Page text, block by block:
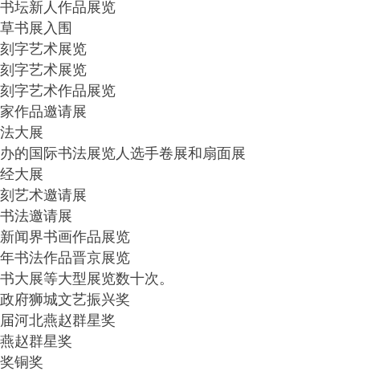
新人作品展览
书展入围
字艺术展览
字艺术展览
艺术作品展览
作品邀请展
大展
国际书法展览人选手卷展和扇面展
大展
艺术邀请展
法邀请展
界书画作品展览
法作品晋京展览
展等大型展览数十次。
狮城文艺振兴奖
北燕赵群星奖
赵群星奖
铜奖